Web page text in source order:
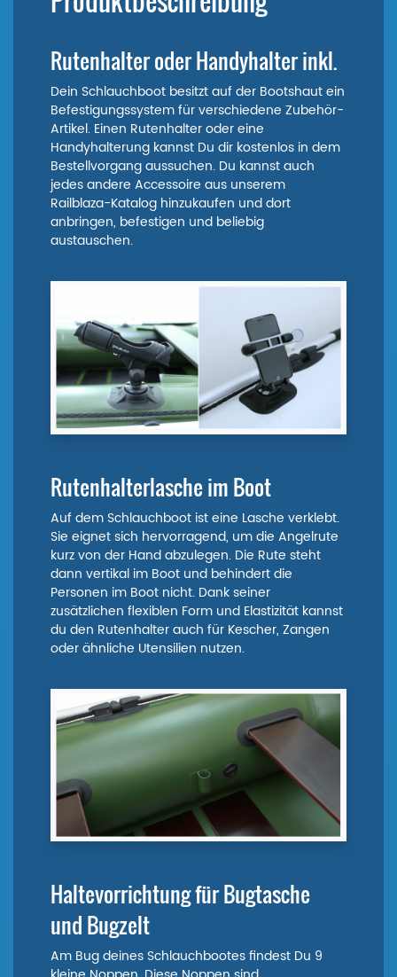
Rutenhalter oder Handyhalter inkl.
Dein Schlauchboot besitzt auf der Bootshaut ein
Befestigungssystem für verschiedene Zubehör-
Artikel. Einen Rutenhalter oder eine
Handyhalterung kannst Du dir kostenlos in dem
Bestellvorgang aussuchen. Du kannst auch
jedes andere Accessoire aus unserem
Railblaza-Katalog hinzukaufen und dort
anbringen, befestigen und beliebig
austauschen.
Rutenhalterlasche im Boot
Auf dem Schlauchboot ist eine Lasche verklebt.
Sie eignet sich hervorragend, um die Angelrute
kurz von der Hand abzulegen. Die Rute steht
dann vertikal im Boot und behindert die
Personen im Boot nicht. Dank seiner
zusätzlichen flexiblen Form und Elastizität kannst
du den Rutenhalter auch für Kescher, Zangen
oder ähnliche Utensilien nutzen.
Haltevorrichtung für Bugtasche
und Bugzelt
Am Bug deines Schlauchbootes findest Du 9